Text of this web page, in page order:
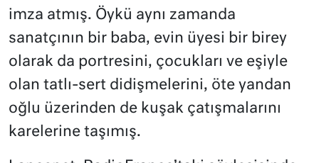
imza atmış. Öykü aynı zamanda
sanatçının bir baba, evin üyesi bir birey
olarak da portresini, çocukları ve eşiyle
olan tatlı-sert didişmelerini, öte yandan
oğlu üzerinden de kuşak çatışmalarını
karelerine taşımış.